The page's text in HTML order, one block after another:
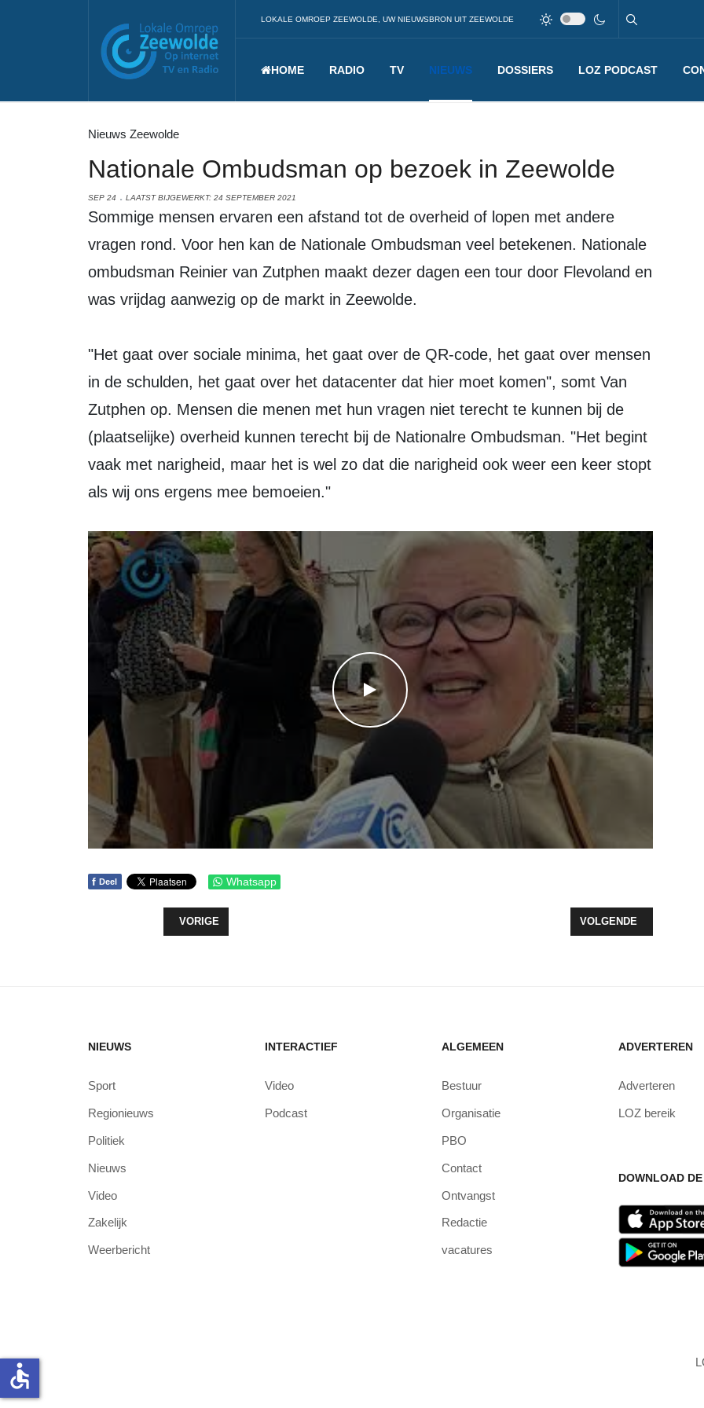
LOKALE OMROEP ZEEWOLDE, UW NIEUWSBRON UIT ZEEWOLDE
HOME RADIO TV NIEUWS DOSSIERS LOZ PODCAST
Nieuws Zeewolde
Nationale Ombudsman op bezoek in Zeewolde
SEP 24 LAATST BIJGEWERKT: 24 SEPTEMBER 2021
Sommige mensen ervaren een afstand tot de overheid of lopen met andere
vragen rond. Voor hen kan de Nationale Ombudsman veel betekenen. Nationale
ombudsman Reinier van Zutphen maakt dezer dagen een tour door Flevoland en
was vrijdag aanwezig op de markt in Zeewolde.
"Het gaat over sociale minima, het gaat over de QR-code, het gaat over mensen
in de schulden, het gaat over het datacenter dat hier moet komen", somt Van
Zutphen op. Mensen die menen met hun vragen niet terecht te kunnen bij de
(plaatselijke) overheid kunnen terecht bij de Nationalre Ombudsman. "Het begint
vaak met narigheid, maar het is wel zo dat die narigheid ook weer een keer stopt
als wij ons ergens mee bemoeien."
WATCH THE VIDEO
f Deel Whatsapp
VORIG ARTIKEL: KORTSLUITING VEROORZAAKT WONINGBRAND
VORIGE VOLGENDE ARTIKEL:
VOLGENDE
NIEUWS
Sport
Regionieuws
Politiek
Nieuws
Video
Zakelijk
Weerbericht
INTERACTIEF
Video
Podcast
ALGEMEEN
Bestuur
Organisatie
PBO
Contact
Ontvangst
Redactie
vacatures
ADVERTEREN
Adverteren
LOZ bereik
DOWNLOAD
accessible